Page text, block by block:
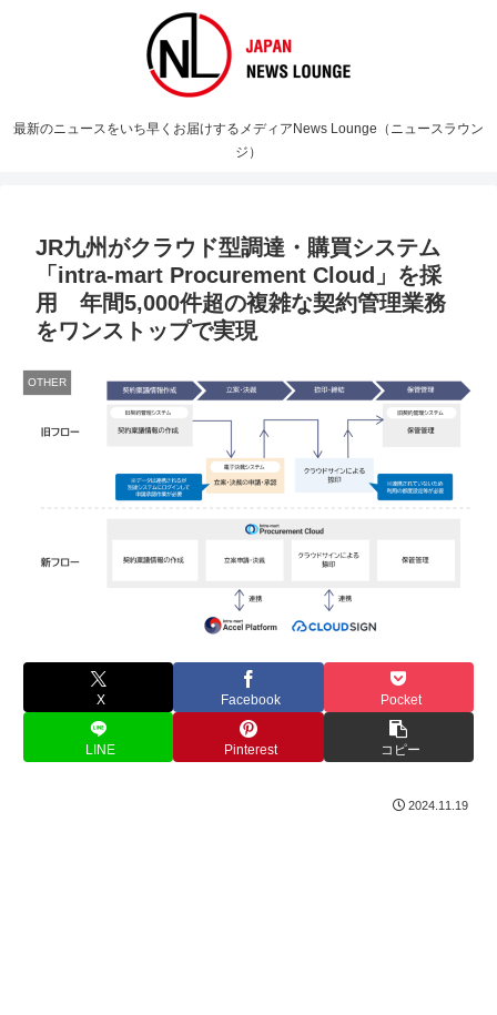
最新のニュースをいち早くお届けするメディアNews Lounge（ニュースラウン
ジ）
JR九州がクラウド型調達・購買システム
「intra-mart Procurement Cloud」を採
用 年間5,000件超の複雑な契約管理業務
をワンストップで実現
OTHER
X Facebook Pocket
LINE Pinterest コピー
2024.11.19